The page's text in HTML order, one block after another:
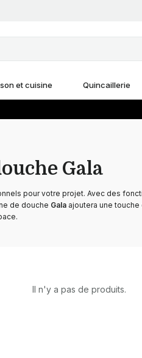
et cuisine Quincaillerie
Gala
pour votre projet. Avec des
de douche Gala ajoutera une
Il n'y a pas de produits.